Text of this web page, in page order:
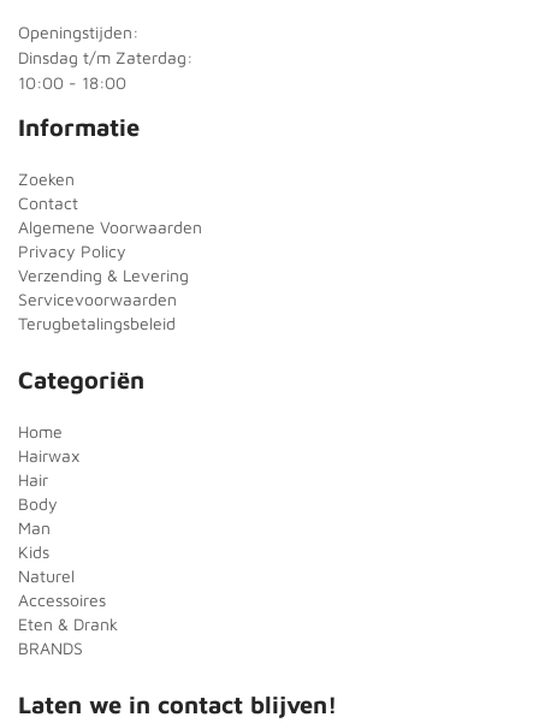
Openingstijden:
Dinsdag t/m Zaterdag:
10:00 - 18:00
Informatie
Zoeken
Contact
Algemene Voorwaarden
Privacy Policy
Verzending & Levering
Servicevoorwaarden
Terugbetalingsbeleid
Categoriën
Home
Hairwax
Hair
Body
Man
Kids
Naturel
Accessoires
Eten & Drank
BRANDS
Laten we in contact blijven!